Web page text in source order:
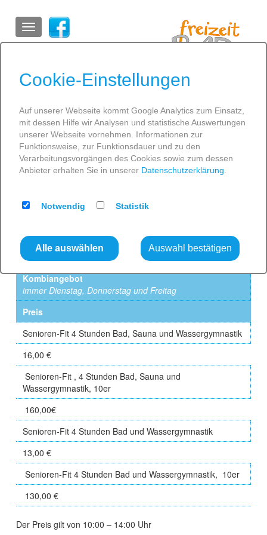
Stadtwerke Greifswald
SCHWIMMEN
GESUNDHEIT
SPASS
Home»Infos»Preise»Kombiangebote
Freizeitbad Saunapreise Kurse
Kombiangebote
Sparangebote
KUS-Pass
Kombiangebote
Im Kombinangebot sind Nutzung von Bad und Sauna sowie
eine Wassergymnastik im Tiefwasser enthalten.
Kombiangebot
immer Dienstag, Donnerstag und Freitag
Preis
Senioren-Fit 4 Stunden Bad, Sauna und Wassergymnastik
16,00 €
Senioren-Fit , 4 Stunden Bad, Sauna und
Wassergymnastik, 10er
160,00€
Senioren-Fit 4 Stunden Bad und Wassergymnastik
13,00 €
Senioren-Fit 4 Stunden Bad und Wassergymnastik, 10er
130,00 €
Der Preis gilt von 10:00 – 14:00 Uhr
Cookie-Einstellungen
Auf unserer Webseite kommt Google Analytics zum Einsatz,
mit dessen Hilfe wir Analysen und statistische Auswertungen
unserer Webseite vornehmen. Informationen zur
Funktionsweise, zur Funktionsdauer und zu den
Verarbeitungsvorgängen des Cookies sowie zum dessen
Anbieter erhalten Sie in unserer Datenschutzerklärung
Notwendig Statistik
Alle auswählen Auswahl bestätigen